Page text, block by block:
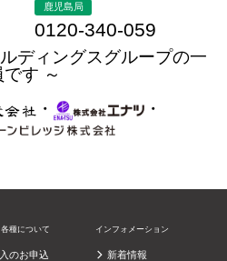
鹿児島局
0120-340-059
ディングスグループの一
です ～
・
・
種について
のお申込
インフォメーション
新着情報